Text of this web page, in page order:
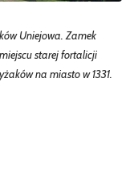
Uniejowa. Zamek
starej fortalicji
na miasto w 1331.